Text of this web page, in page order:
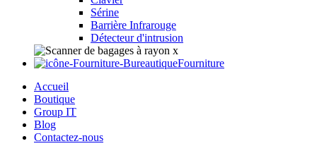
Sérine
Barrière Infrarouge
Détecteur d'intrusion
Fourniture
Accueil
Boutique
Group IT
Blog
Contactez-nous